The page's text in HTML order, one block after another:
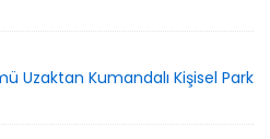
Uzaktan Kumandalı Kişisel Park